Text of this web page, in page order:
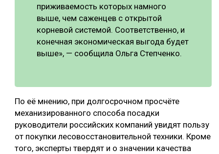
приживаемость которых намного
выше, чем саженцев с открытой
корневой системой. Соответственно, и
конечная экономическая выгода будет
выше», — сообщила Ольга Степченко.
По её мнению, при долгосрочном просчёте
механизированного способа посадки
руководители российских компаний увидят пользу
от покупки лесовосстановительной техники. Кроме
того, эксперты твердят и о значении качества